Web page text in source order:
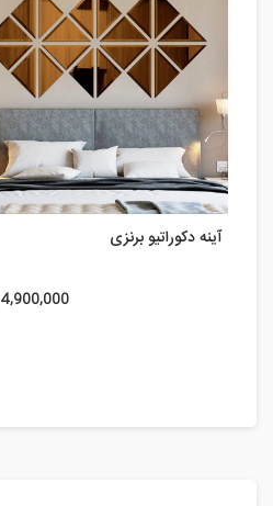
آینه دکوراتیو برنزی
4,900,000 تومان